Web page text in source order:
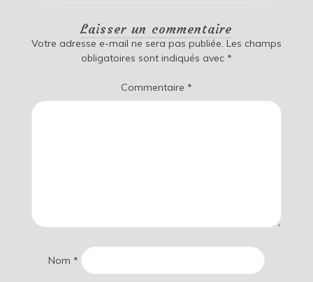
Laisser un commentaire
Votre adresse e-mail ne sera pas publiée. Les champs
obligatoires sont indiqués avec *
Commentaire *
Nom *